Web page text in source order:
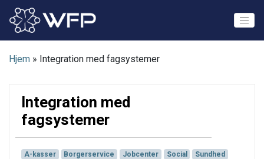
Skip
content
Hjem » Integration med fagsystemer
Integration med
fagsystemer
A-kasser Borgerservice Jobcenter Social Sundhed